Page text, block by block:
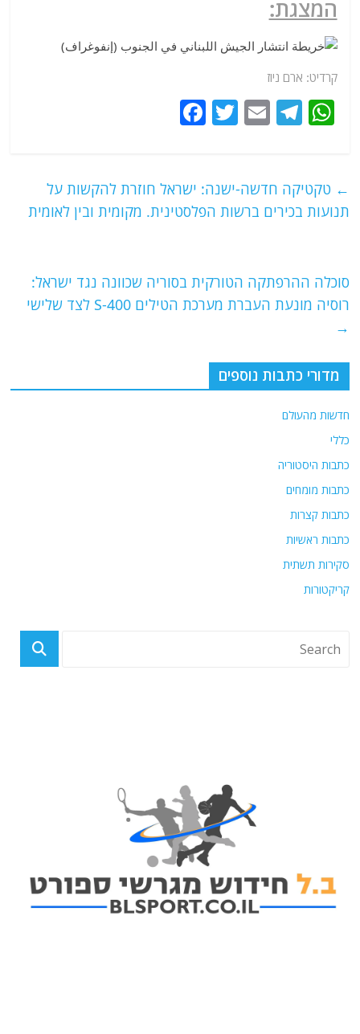
המצגת:
קרדיט: ארם ניוז
W
s
A
T
g
ra
E
l
T
er
e
b
k
← טקטיקה חדשה-ישנה: ישראל חוזרת להקשות על
תנועות בכירים ברשות הפלסטינית. מקומית ובין לאומית
סוכלה ההרפתקה הטורקית בסוריה שכוונה נגד ישראל:
רוסיה מונעת העברת מערכת הטילים S-400 לצד שלישי
→
מדורי כתבות נוספים
חדשות מהעולם
כללי
כתבות היסטוריה
כתבות מומחים
כתבות קצרות
כתבות ראשיות
סקירות תשתית
קריקטורות